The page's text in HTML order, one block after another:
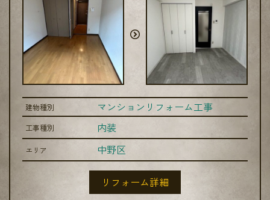
建物種別 マンションリフォーム工事
工事種別 内装
エリア 中野区
リフォーム詳細